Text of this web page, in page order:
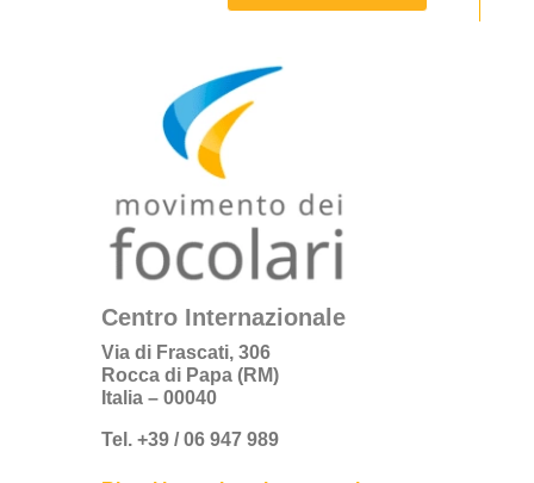
Centro Internazionale
Via di Frascati, 306
Rocca di Papa (RM)
Italia – 00040
Tel. +39 / 06 947 989